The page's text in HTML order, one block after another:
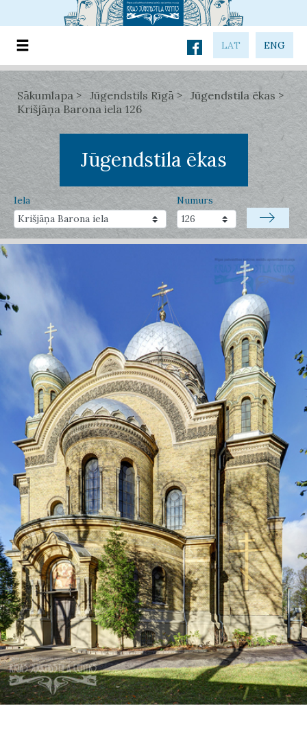
LAT ENG
Sākumlapa Jūgendstils Rīgā
Jūgendstila ēkas
Krišjāņa Barona iela 126
Jūgendstila ēkas
Iela Numurs